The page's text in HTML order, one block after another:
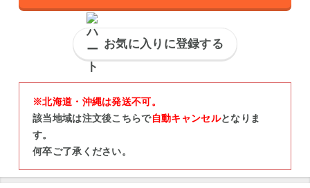
お気に入りに登録する
※北海道・沖縄は発送不可。
該当地域は注文後こちらで自動キャンセルとなりま
す。
何卒ご了承ください。